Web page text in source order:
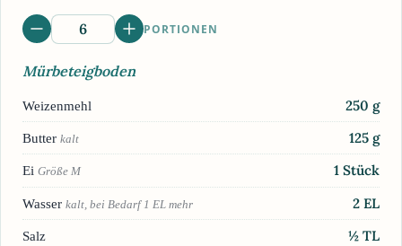
PORTIONEN
Mürbeteigboden
Weizenmehl 250 g
Butter kalt 125 g
Ei Größe M 1 Stück
Wasser kalt, bei Bedarf 1 EL mehr 2 EL
Salz ½ TL